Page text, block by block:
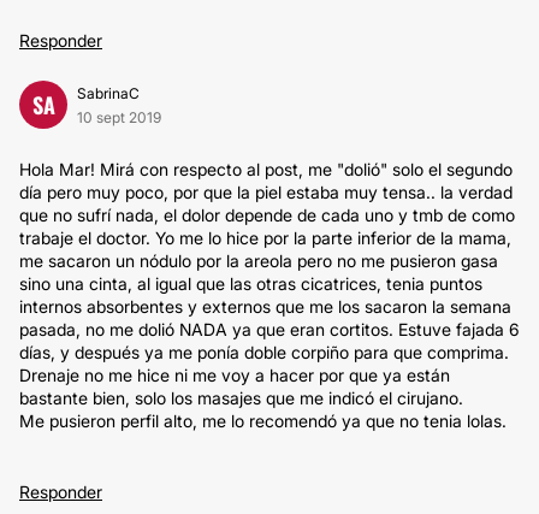
Responder
SA
SabrinaC
10 sept 2019
Hola Mar! Mirá con respecto al post, me "dolió" solo el segundo
día pero muy poco, por que la piel estaba muy tensa.. la verdad
que no sufrí nada, el dolor depende de cada uno y tmb de como
trabaje el doctor. Yo me lo hice por la parte inferior de la mama,
me sacaron un nódulo por la areola pero no me pusieron gasa
sino una cinta, al igual que las otras cicatrices, tenia puntos
internos absorbentes y externos que me los sacaron la semana
pasada, no me dolió NADA ya que eran cortitos. Estuve fajada 6
días, y después ya me ponía doble corpiño para que comprima.
Drenaje no me hice ni me voy a hacer por que ya están
bastante bien, solo los masajes que me indicó el cirujano.
Me pusieron perfil alto, me lo recomendó ya que no tenia lolas.
Responder